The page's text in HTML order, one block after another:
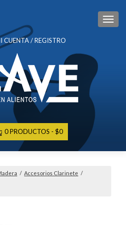
CUENTA / REGISTRO
0 PRODUCTOS $0
/ Accesorios Clarinete /